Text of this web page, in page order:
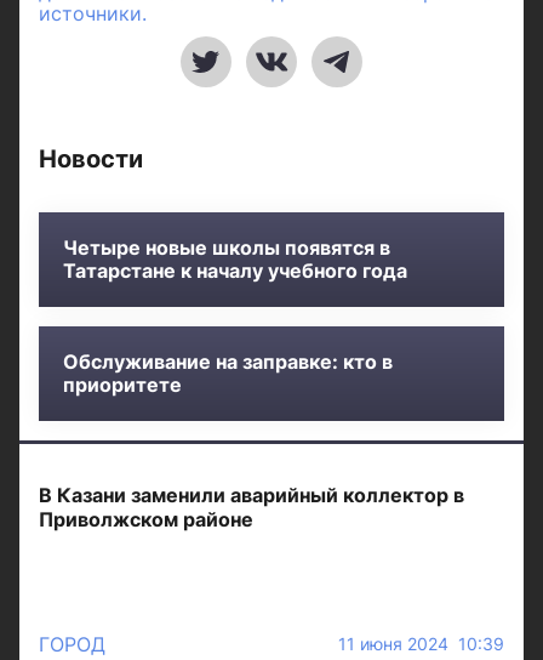
источники.
Новости
Четыре новые школы появятся в
Татарстане к началу учебного года
Обслуживание на заправке: кто в
приоритете
В Казани заменили аварийный коллектор в
Приволжском районе
ГОРОД 11 июня 2024 10:39